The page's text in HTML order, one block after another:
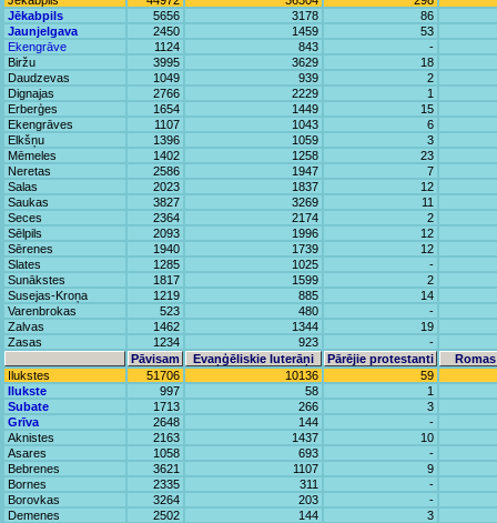
Jēkabpils
5656 3178
86
Jaunjelgava
2450 1459
53
Ekengrāve
1124 843
-
Biržu
3995 3629
18
Daudzevas
1049 939
2
Dignajas
2766 2229
1
Erberģes
1654 1449
15
Ekengrāves
1107 1043
6
Elkšņu
1396 1059
3
Mēmeles
1402 1258
23
Neretas
2586 1947
7
Salas
2023 1837
12
Saukas
3827 3269
11
Seces
2364 2174
2
Sēlpils
2093 1996
12
Sērenes
1940 1739
12
Slates
1285 1025
-
Sunākstes
1817 1599
2
Susejas-Kroņa
1219 885
14
Varenbrokas
523 480
-
Zalvas
1462 1344
19
Zasas
1234 923
-
Pāvisam
Evaņģēliskie luterāņi Pārējie protestanti
Ilukstes
51706 10136
59
Ilukste
997 58
1
Subate
1713 266
3
Grīva
2648 144
-
Aknistes
2163 1437
10
Asares
1058 693
-
Bebrenes
3621 1107
9
Bornes
2335 311
-
Borovkas
3264 203
-
Demenes
2502 144
3